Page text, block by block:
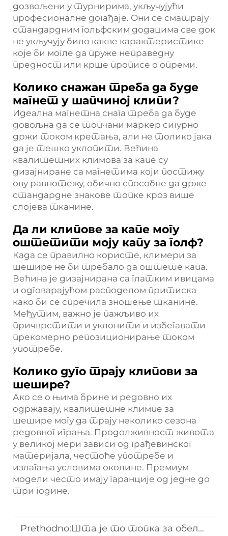
дозвољени у турнирима, укључујући
професионалне догађаје. Они се сматрају
стандардним гольфским додацима све док
не укључују било какве карактеристике
које би могле да пруже неправедну
предност или крше прописе о опреми.
Колико снажан треба да буде
магнет у шапчиној клипи?
Идеална магнетна снага треба да буде
довољна да се топчани маркер сигурно
држи током кретања, али не толико јака
да је тешко уклопити. Већина
квалитетних климова за капе су
дизајниране са магнетима који постижу
ову равнотежу, обично способне да држе
стандардне знакове топке кроз више
слојева тканине.
Да ли клипове за капе могу
оштетити моју капу за голф?
Када се правилно користе, климери за
шешире не би требало да оштете капа.
Већина је дизајнирана са глатким ивицама
и одговарајућом расподелом притиска
како би се спречила зношење тканине.
Међутим, важно је пажљиво их
причврстити и уклонити и избегавати
прекомерно репозиционирање током
употребе.
Колико дуго трају клипови за
шешире?
Ако се о њима брине и редовно их
одржавају, квалитетне климпе за
шешире могу да трају неколико сезона
редовног играња. Продолживност живота
у великој мери зависи од грађевинског
материјала, честоће употребе и
излагања условима околине. Премиум
модели често имају гаранције од једне до
три године.
Prethodno:Шта је то топка за обележавање и зашто је важна у голфу?